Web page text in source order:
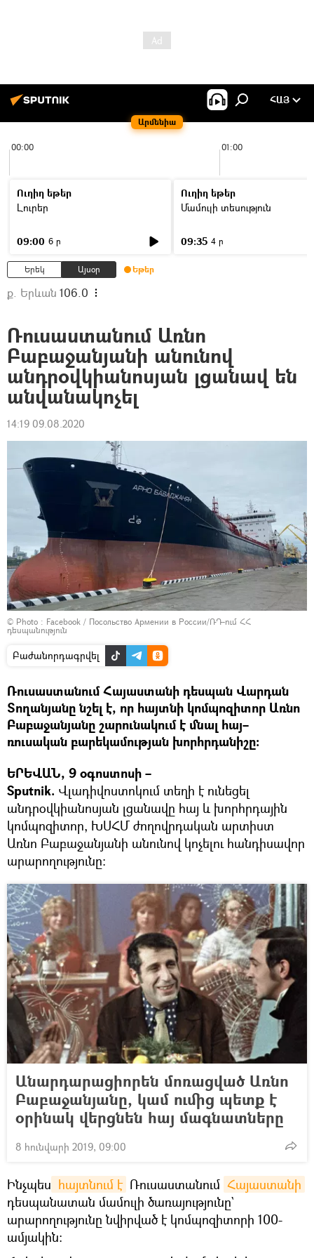
Արմենիա
ՀԱՅ
00:00 01:00
Ուղիղ եթեր
Լուրեր
09:00 6 ր
Ուղիղ եթեր
Մամուլի տեսություն
09:35 4 ր
Երեկ Այսօր Եթեր
ք. Երևան 106.0
Ռուսաստանում Առնո
Բաբաջանյանի անունով
անդրօվկիանոսյան լցանավ են
անվանակոչել
14:19 09.08.2020
© Photo : Facebook / Посольство Армении в России/ՌԴ-ում ՀՀ
դեսպանություն
Բաժանորդագրվել
Ռուսաստանում Հայաստանի դեսպան Վարդան
Տողանյանը նշել է, որ հայտնի կոմպոզիտոր Առնո
Բաբաջանյանը շարունակում է մնալ հայ–
ռուսական բարեկամության խորհրդանիշը։
ԵՐԵՎԱՆ, 9 օգոստոսի –
Sputnik. Վլադիվոստոկում տեղի է ունեցել
անդրօվկիանոսյան լցանավը հայ և խորհրդային
կոմպոզիտոր, ԽՍՀՄ ժողովրդական արտիստ
Առնո Բաբաջանյանի անունով կոչելու հանդիսավոր
արարողությունը։
Անարդարացիորեն մոռացված Առնո
Բաբաջանյանը, կամ ումից պետք է
օրինակ վերցնեն հայ մագնատները
8 հունվարի 2019, 09:00
Ինչպես հայտնում է Ռուսաստանում Հայաստանի
դեսպանատան մամուլի ծառայությունը`
արարողությունը նվիրված է կոմպոզիտորի 100-
ամյակին։